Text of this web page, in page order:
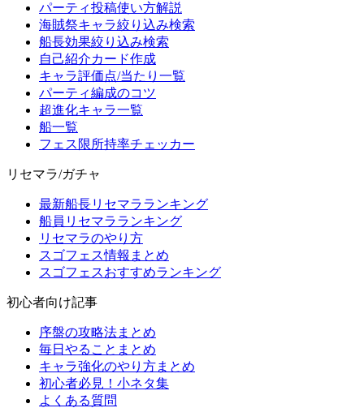
パーティ投稿使い方解説
海賊祭キャラ絞り込み検索
船長効果絞り込み検索
自己紹介カード作成
キャラ評価点/当たり一覧
パーティ編成のコツ
超進化キャラ一覧
船一覧
フェス限所持率チェッカー
リセマラ/ガチャ
最新船長リセマラランキング
船員リセマラランキング
リセマラのやり方
スゴフェス情報まとめ
スゴフェスおすすめランキング
初心者向け記事
序盤の攻略法まとめ
毎日やることまとめ
キャラ強化のやり方まとめ
初心者必見！小ネタ集
よくある質問